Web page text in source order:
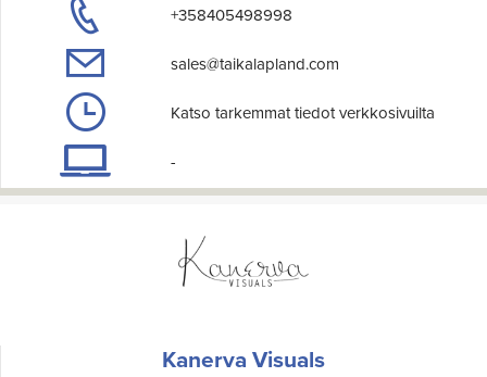
+358405498998
sales@taikalapland.com
Katso tarkemmat tiedot verkkosivuilta
-
Kanerva Visuals